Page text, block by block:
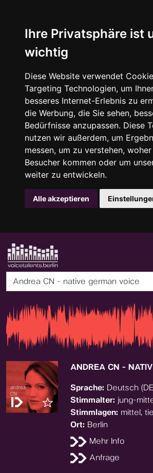
Ihre Privatsphäre ist
wichtig
Diese Website verwendet
Targeting Technologien, um
besseres Internet-Erlebnis zu
die Werbung, die Sie sehen,
Bedürfnisse anzupassen. Diese
nutzen wir außerdem, um
messen, um zu verstehen,
Besucher kommen oder um
weiter zu entwickeln.
Alle akzeptieren
Andrea CN - native german voice
ANDREA CN -
Sprache: Deutsch
Stimmalter: jung-
Stimmlagen: mittel,
Ort: Berlin
Mehr Info
Anfrage